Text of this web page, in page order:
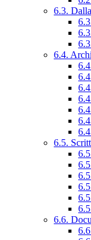
6.3.
6.4.
6.5.
6.6.